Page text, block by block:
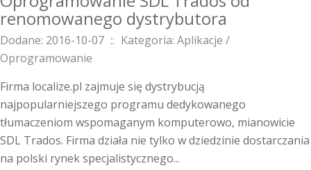
renomowanego dystrybutora
Dodane: 2016-10-07 :: Kategoria: Aplikacje /
Oprogramowanie
Firma localize.pl zajmuje się dystrybucją
najpopularniejszego programu dedykowanego
tłumaczeniom wspomaganym komputerowo, mianowicie
SDL Trados. Firma działa nie tylko w dziedzinie dostarczania
na polski rynek specjalistycznego...